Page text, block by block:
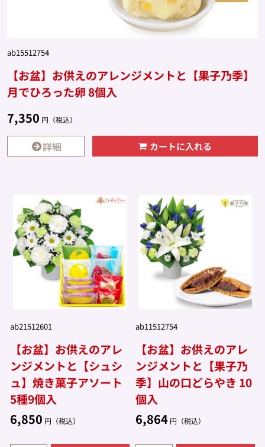
ab15512754
【お盆】お供えのアレンジメントと【果子乃季】
月でひろった卵 8個入
7,350 円（税込）
詳細 カートに入れる
ab21512601
【お盆】お供えのアレ
ンジメントと【シュシ
ュ】焼き菓子アソート
5種9個入
6,850 円（税込）
ab11512754
【お盆】お供えのアレ
ンジメントと【果子乃
季】山の口どらやき 10
個入
6,864 円（税込）